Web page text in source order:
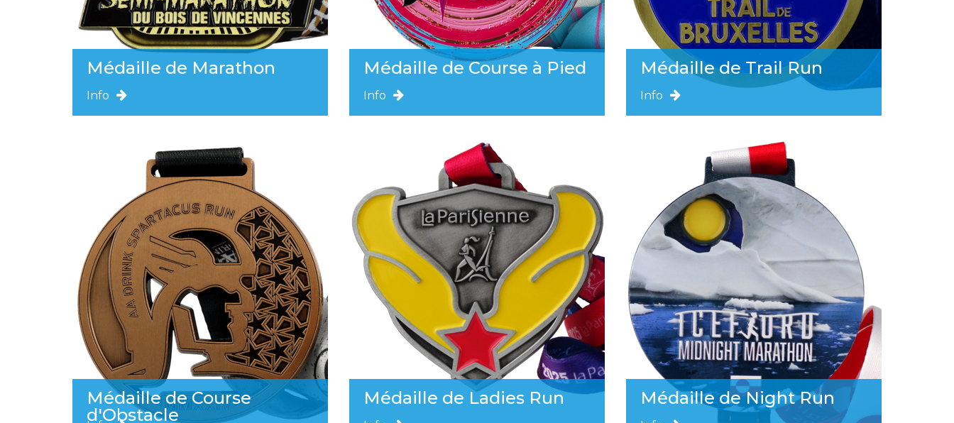
Médaille de Marathon
Info
Médaille de Course à Pied
Info
Médaille de Trail Run
Info
Médaille de Course
d'Obstacle
Médaille de Ladies Run Médaille de Night Run